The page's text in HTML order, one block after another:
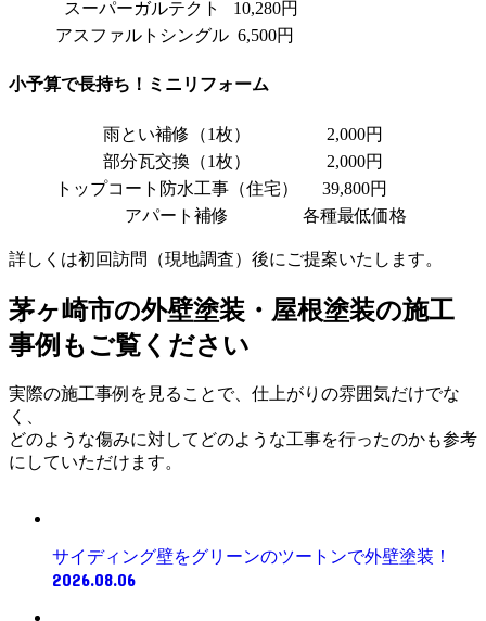
スーパーガルテクト
10,280円
アスファルトシングル 6,500円
小予算で長持ち！ミニリフォーム
雨とい補修（1枚）
2,000円
部分瓦交換（1枚）
2,000円
トップコート防水工事（住宅）
39,800円
アパート補修
各種最低価格
詳しくは初回訪問（現地調査）後にご提案いたします。
茅ヶ崎市の外壁塗装・屋根塗装の施工
事例もご覧ください
実際の施工事例を見ることで、仕上がりの雰囲気だけでな
く、
どのような傷みに対してどのような工事を行ったのかも参考
にしていただけます。
サイディング壁をグリーンのツートンで外壁塗装！
2026.08.06